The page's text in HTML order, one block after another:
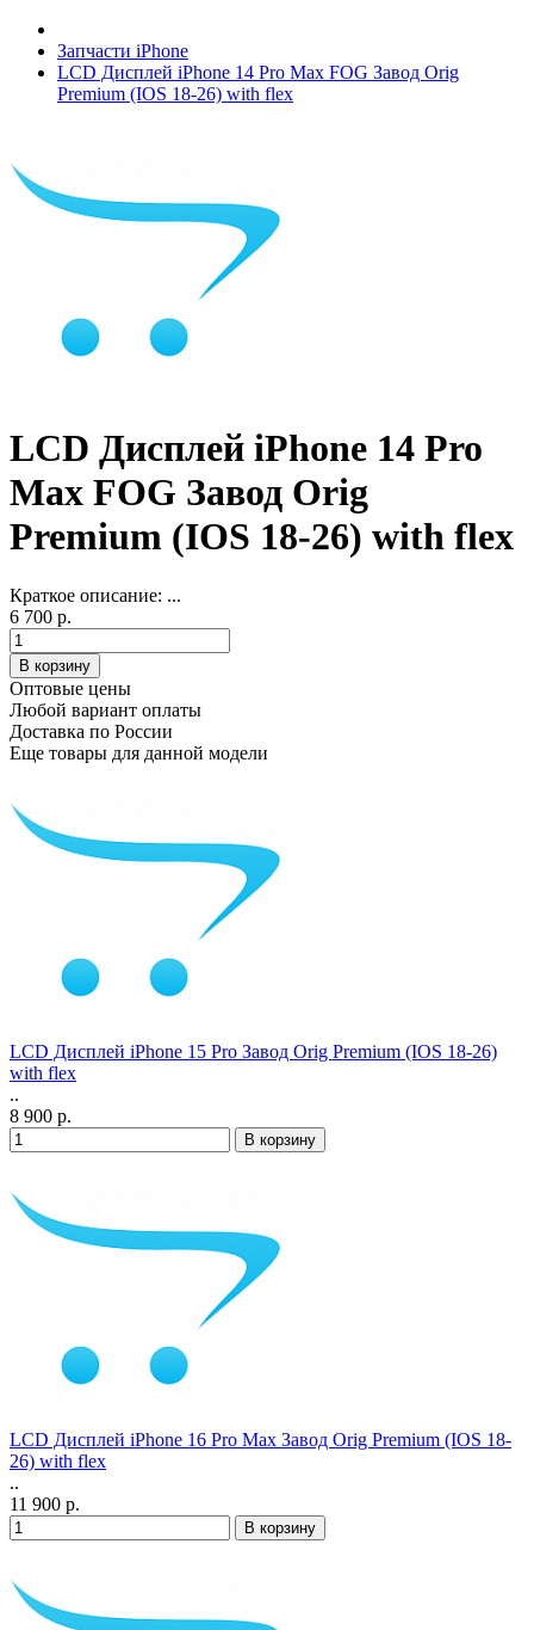
Запчасти iPhone
LCD Дисплей iPhone 14 Pro Max FOG Завод Orig
Premium (IOS 18-26) with flex
LCD Дисплей iPhone 14 Pro
Max FOG Завод Orig
Premium (IOS 18-26) with flex
Краткое описание: ...
6 700 р.
Оптовые цены
Любой вариант оплаты
Доставка по России
Еще товары для данной модели
LCD Дисплей iPhone 15 Pro Завод Orig Premium (IOS 18-26)
with flex
..
8 900 р.
LCD Дисплей iPhone 16 Pro Max Завод Orig Premium (IOS 18-
26) with flex
..
11 900 р.